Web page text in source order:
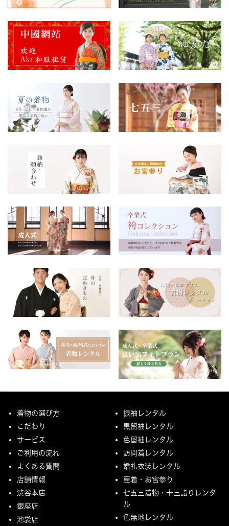
着物の選び方
こだわり
サービス
ご利用の流れ
よくある質問
店舗情報
渋谷本店
銀座店
池袋店
振袖レンタル
黒留袖レンタル
色留袖レンタル
訪問着レンタル
婚礼衣装レンタル
産着・お宮参り
七五三着物・十三詣りレンタ
ル
色無地レンタル